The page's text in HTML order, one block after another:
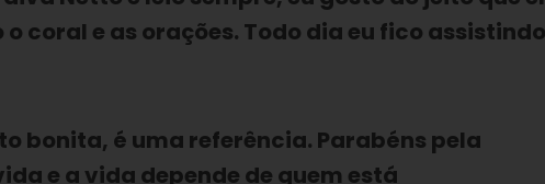
coral e as orações. Todo dia eu fico assistindo
bonita, é uma referência. Parabéns pela
e a vida depende de quem está